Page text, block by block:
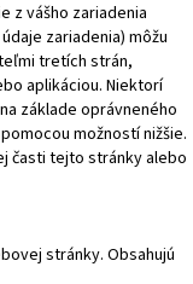
z vášho zariadenia
zariadenia) môžu
tretích strán,
aplikáciou. Niektorí
základe oprávneného
možností nižšie.
časti tejto stránky alebo
stránky. Obsahujú